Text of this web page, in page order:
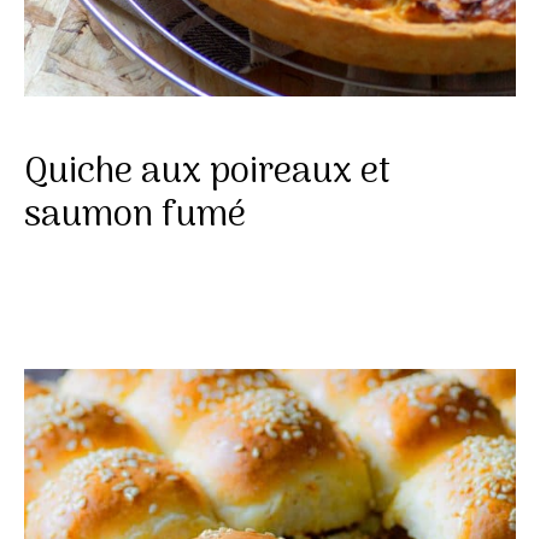
Quiche aux poireaux et
saumon fumé